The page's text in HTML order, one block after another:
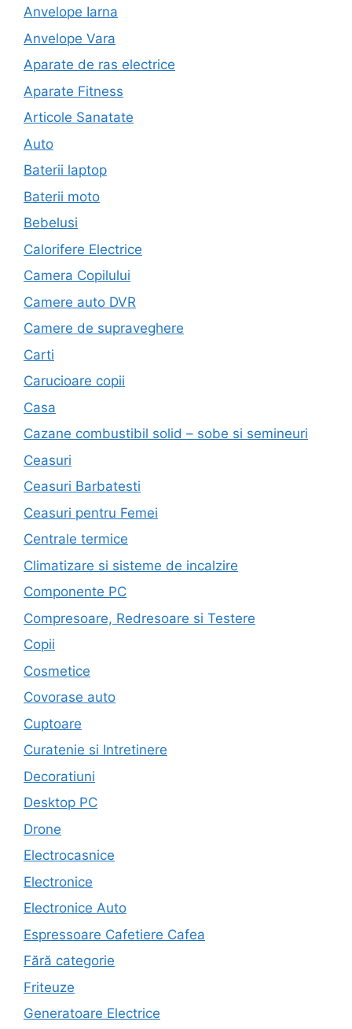
Anvelope Iarna
Anvelope Vara
Aparate de ras electrice
Aparate Fitness
Articole Sanatate
Auto
Baterii laptop
Baterii moto
Bebelusi
Calorifere Electrice
Camera Copilului
Camere auto DVR
Camere de supraveghere
Carti
Carucioare copii
Casa
Cazane combustibil solid – sobe si semineuri
Ceasuri
Ceasuri Barbatesti
Ceasuri pentru Femei
Centrale termice
Climatizare si sisteme de incalzire
Componente PC
Compresoare, Redresoare si Testere
Copii
Cosmetice
Covorase auto
Cuptoare
Curatenie si Intretinere
Decoratiuni
Desktop PC
Drone
Electrocasnice
Electronice
Electronice Auto
Espressoare Cafetiere Cafea
Fără categorie
Friteuze
Generatoare Electrice